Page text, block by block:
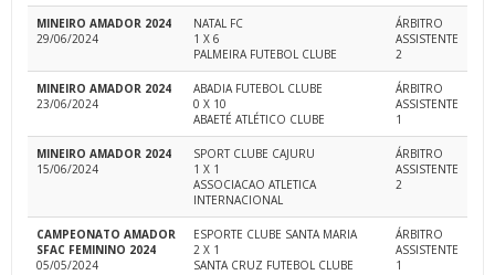
MINEIRO AMADOR 2024
29/06/2024
NATAL FC
1 X 6
PALMEIRA FUTEBOL CLUBE
ÁRBITRO
ASSISTENTE
2
MINEIRO AMADOR 2024
23/06/2024
ABADIA FUTEBOL CLUBE
0 X 10
ABAETÉ ATLÉTICO CLUBE
ÁRBITRO
ASSISTENTE
1
MINEIRO AMADOR 2024
15/06/2024
SPORT CLUBE CAJURU
1 X 1
ASSOCIACAO ATLETICA
INTERNACIONAL
ÁRBITRO
ASSISTENTE
2
CAMPEONATO AMADOR
SFAC FEMININO 2024
05/05/2024
ESPORTE CLUBE SANTA MARIA
2 X 1
SANTA CRUZ FUTEBOL CLUBE
ÁRBITRO
ASSISTENTE
1